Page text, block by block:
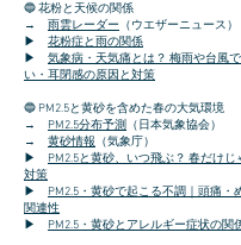
🔵 花粉と天候の関係
→ 雨雲レーダー （ウエザーニュース）
▶ 花粉症と雨の関係
​▶ 気象病・天気痛とは？ 梅雨や台風
い・耳閉感の原因と対策
🔵 PM2.5と黄砂を含めた春の大気環境
→ PM2.5分布予測 （日本気象協会）
​→ 黄砂情報 （気象庁）
▶ PM2.5と黄砂、いつ飛ぶ？ 春だけ
対策
▶ PM2.5・黄砂で起こる不調｜頭痛・
関連性
​▶
PM2.5・黄砂とアレルギー症状の関